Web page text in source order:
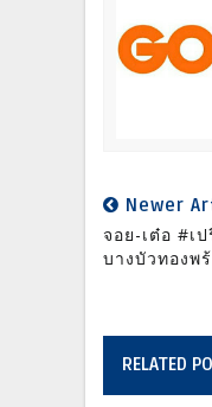
Newer
จอย-เต๋อ #เ
บางบัวทองพ
RELATED